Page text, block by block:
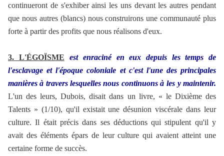
continueront de s'exhiber ainsi les uns devant les autres pendant
que nous autres (blancs) nous construirons une communauté plus
forte à partir des profits que nous réalisons d'eux.
3. L'ÉGOÏSME
est enraciné en eux depuis les temps de
l'esclavage et l'époque coloniale et c'est l'une des principales
manières à travers lesquelles nous continuons à les y maintenir.
L'un des leurs, Dubois, disait dans un livre, « le Dixième des
Talents » (1/10), qu'il existait une désunion viscérale dans leur
culture. Il était précis dans ses déductions qui stipulent qu'il y
avait des éléments épars de leur culture qui avaient atteint une
certaine forme de succès.